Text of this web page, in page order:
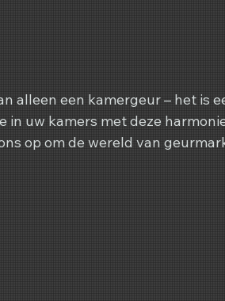
alleen een kamergeur – het is
uw kamers met deze
op om de wereld van